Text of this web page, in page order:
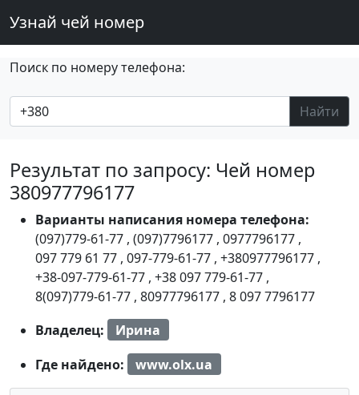
Узнай чей номер
Поиск по номеру телефона:
Найти
Результат по запросу: Чей номер
380977796177
Варианты написания номера телефона:
(097)779-61-77 , (097)7796177 , 0977796177 ,
097 779 61 77 , 097-779-61-77 , +380977796177 ,
+38-097-779-61-77 , +38 097 779-61-77 ,
8(097)779-61-77 , 80977796177 , 8 097 7796177
Владелец:
Ирина
Где найдено:
www.olx.ua